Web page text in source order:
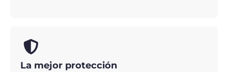
La mejor protección